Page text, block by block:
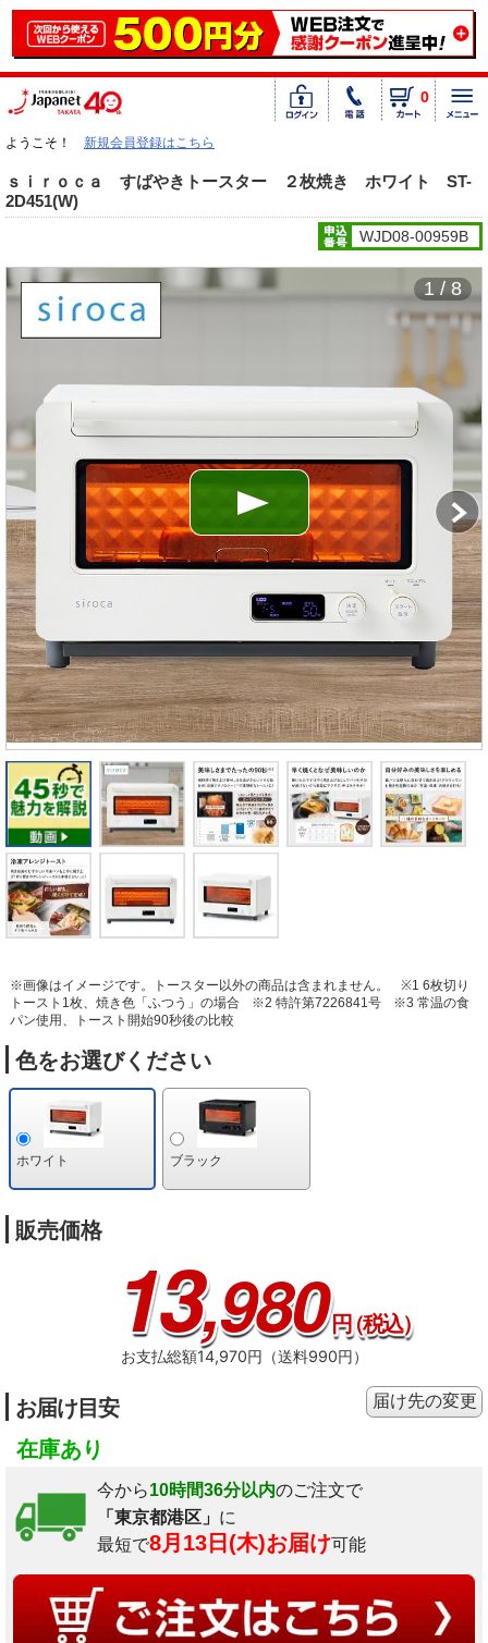
0
ようこそ！ 新規会員登録はこちら
ｓｉｒｏｃａ すばやきトースター ２枚焼き ホワイト ST-
2D451(W)
WJD08-00959B
1 / 8
※画像はイメージです。トースター以外の商品は含まれません。
※1 6枚切り
トースト1枚、焼き色「ふつう」の場合
※2 特許第7226841号
※3 常温の食
パン使用、トースト開始90秒後の比較
色をお選びください
ホワイト ブラック
販売価格
13,980円（税込）
お支払総額14,970円（送料990円）
お届け目安
在庫あり
今から10時間36分以内のご注文で
「東京都港区」 に
最短で8月13日(木)お届け可能
届け先の変更